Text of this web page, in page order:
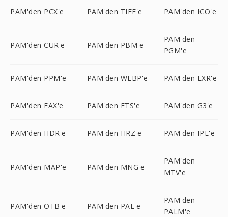
PAM'den PCX'e PAM'den TIFF'e PAM'den ICO'e
PAM'den CUR'e PAM'den PBM'e
PAM'den
PGM'e
PAM'den PPM'e PAM'den WEBP'e PAM'den EXR'e
PAM'den FAX'e PAM'den FTS'e PAM'den G3'e
PAM'den HDR'e PAM'den HRZ'e PAM'den IPL'e
PAM'den MAP'e PAM'den MNG'e
PAM'den
MTV'e
PAM'den OTB'e PAM'den PAL'e
PAM'den
PALM'e